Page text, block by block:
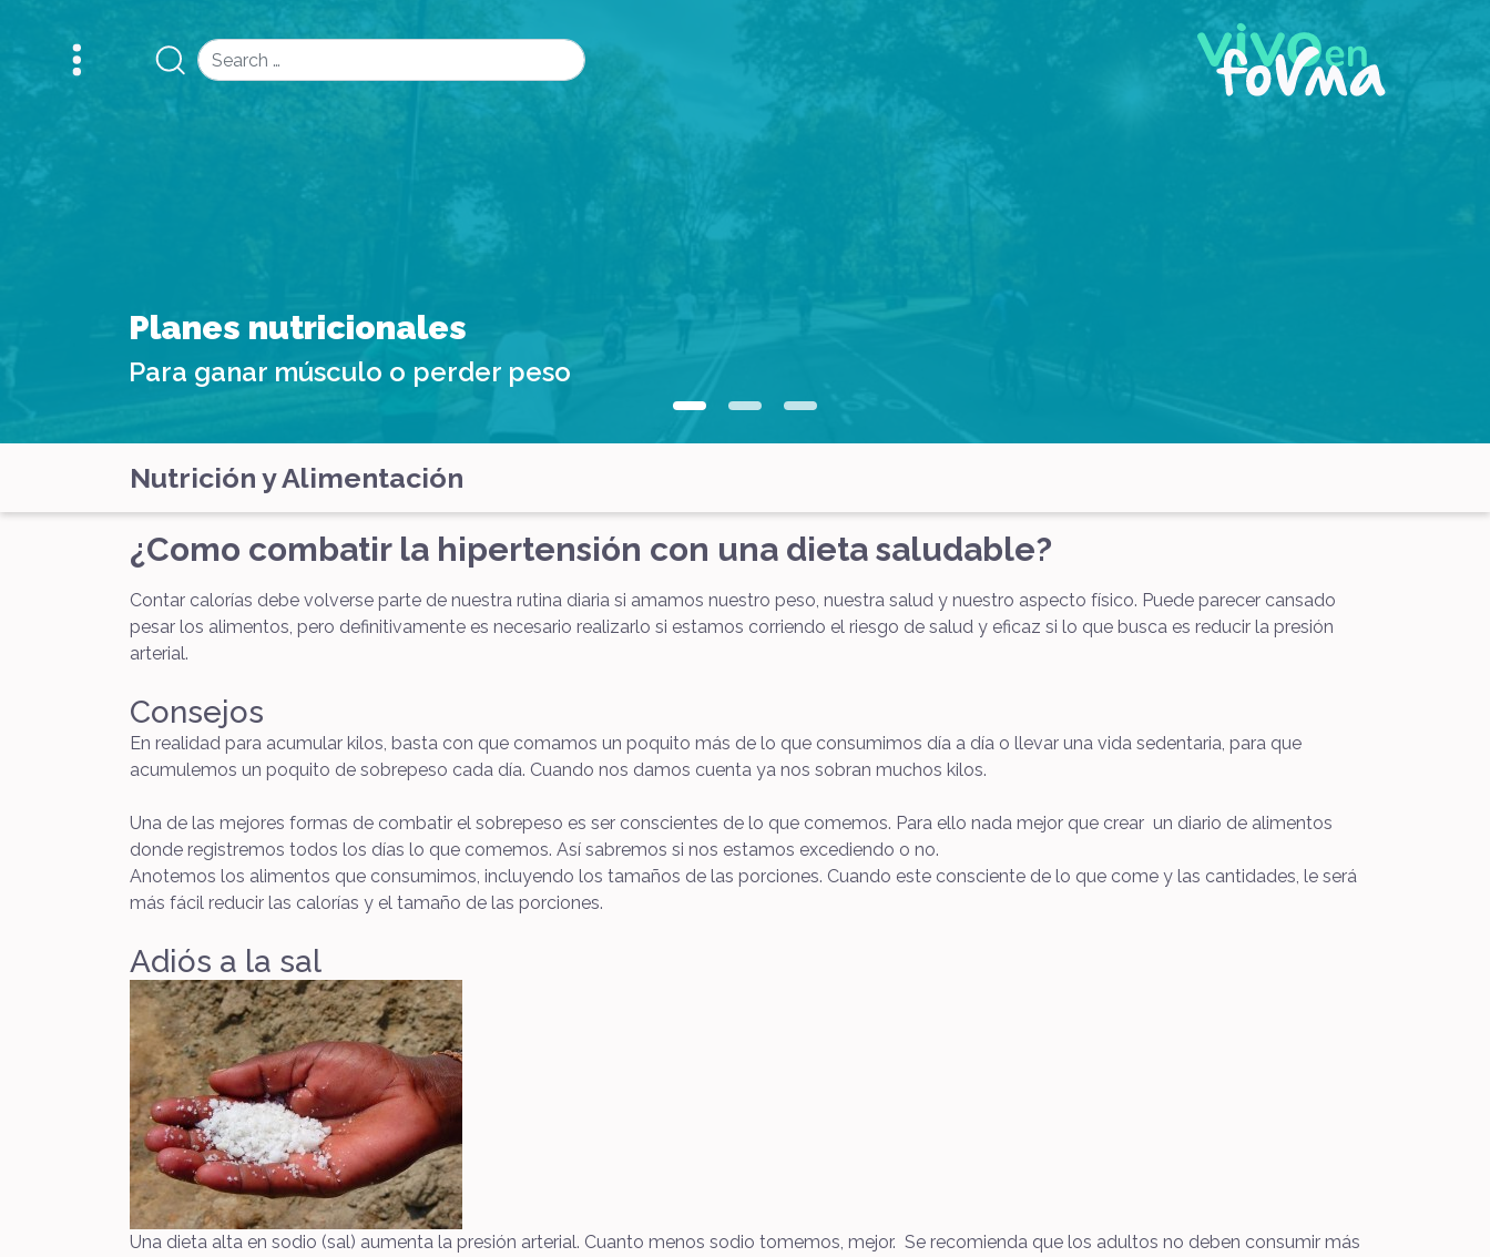
Search
Planes nutricionales
Para ganar músculo o perder peso
Nutrición y Alimentación
¿Como combatir la hipertensión con una dieta saludable?
Contar calorías debe volverse parte de nuestra rutina diaria si amamos nuestro peso, nuestra salud y nuestro aspecto físico. Puede parecer cansado
pesar los alimentos, pero definitivamente es necesario realizarlo si estamos corriendo el riesgo de salud y eficaz si lo que busca es reducir la presión
arterial.
Consejos
En realidad para acumular kilos, basta con que comamos un poquito más de lo que consumimos día a día o llevar una vida sedentaria, para que
acumulemos un poquito de sobrepeso cada día. Cuando nos damos cuenta ya nos sobran muchos kilos.
Una de las mejores formas de combatir el sobrepeso es ser conscientes de lo que comemos. Para ello nada mejor que crear un diario de alimentos
donde registremos todos los días lo que comemos. Así sabremos si nos estamos excediendo o no.
Anotemos los alimentos que consumimos, incluyendo los tamaños de las porciones. Cuando este consciente de lo que come y las cantidades, le será
más fácil reducir las calorías y el tamaño de las porciones.
Adiós a la sal
Una dieta alta en sodio (sal) aumenta la presión arterial. Cuanto menos sodio tomemos, mejor. Se recomienda que los adultos no deben consumir más